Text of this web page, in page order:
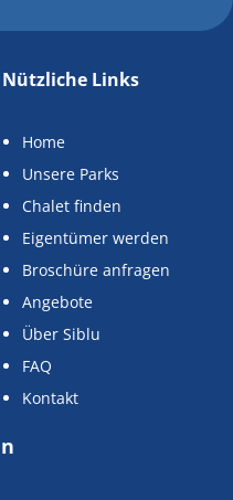
Nützliche Links
Home
Unsere Parks
Chalet finden
Eigentümer werden
Broschüre anfragen
Angebote
Über Siblu
FAQ
Kontakt